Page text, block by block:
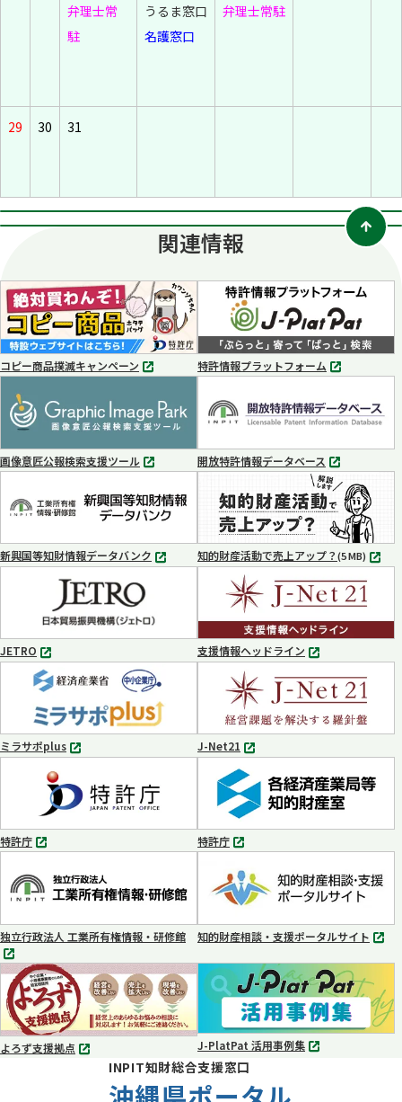
弁理士常
駐
うるま窓口
名護窓口
弁理士常駐
29 30 31
関連情報
コピー商品撲滅キャンペーン
別
で
開
く
特許情報プラットフォーム
別
ブ
で
く
画像意匠公報検索支援ツール
別
ブ
で
く
開放特許情報データベース
別
タ
ブ
で
開
く
新興国等知財情報データバンク
別
開
く
知的財産活動で売上アップ？(5 MB) MP4
JETRO
別
タ
ブ
で
開
く
支援情報ヘッドライン
別
タ
ブ
で
開
く
ミラサポplus
別
ブ
で
開
く
J-Net21
別
タ
ブ
で
開
く
特許庁
別
ブ
で
く
特許庁
別
ブ
で
開
く
独立行政法人 工業所有権情報・研修館
別
タ
ブ
で
知的財産相談・支援ポータルサイト
別
タ
開
く
よろず支援拠点
別
J-PlatPat 活用事例集
別
INPIT知財総合支援窓口